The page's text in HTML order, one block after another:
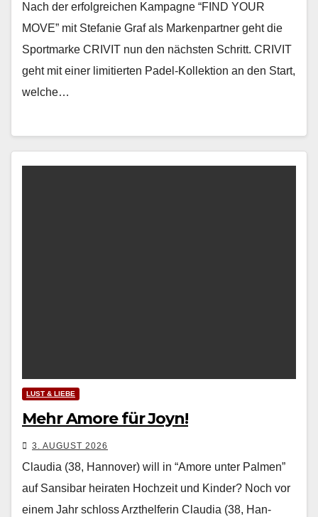
Nach der erfol­gre­ichen Kam­pagne “FIND YOUR
MOVE” mit Ste­fanie Graf als Marken­part­ner geht die
Sport­marke CRIVIT nun den näch­sten Schritt. CRIVIT
geht mit ein­er lim­i­tierten Padel-Kollek­tion an den Start,
welche…
LUST & LIEBE
Mehr Amore für Joyn!
3. AUGUST 2026
Claudia (38, Hannover) will in “Amore unter Palmen”
auf Sansibar heiraten Hochzeit und Kinder? Noch vor
einem Jahr schloss Arzthelferin Clau­dia (38, Han­